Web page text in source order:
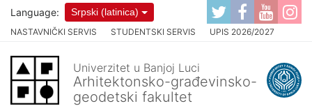
NASTAVNIČKI SERVIS STUDENTSKI SERVIS UPIS 2026/2027
Language: Srpski (latinica)
Univerzitet u Banjoj Luci
Arhitektonsko-građevinsko-
geodetski fakultet